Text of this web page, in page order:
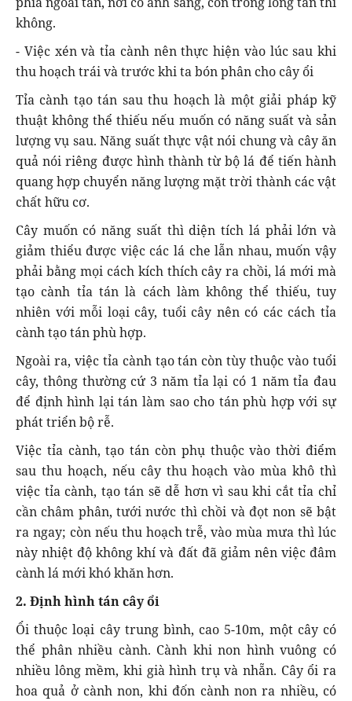
không.
- Việc xén và tỉa cành nên thực hiện vào lúc sau khi
thu hoạch trái và trước khi ta bón phân cho cây ổi
Tỉa cành tạo tán sau thu hoạch là một giải pháp kỹ
thuật không thể thiếu nếu muốn có năng suất và sản
lượng vụ sau. Năng suất thực vật nói chung và cây ăn
quả nói riêng được hình thành từ bộ lá để tiến hành
quang hợp chuyển năng lượng mặt trời thành các vật
chất hữu cơ.
Cây muốn có năng suất thì diện tích lá phải lớn và
giảm thiểu được việc các lá che lẫn nhau, muốn vậy
phải bằng mọi cách kích thích cây ra chồi, lá mới mà
tạo cành tỉa tán là cách làm không thể thiếu, tuy
nhiên với mỗi loại cây, tuổi cây nên có các cách tỉa
cành tạo tán phù hợp.
Ngoài ra, việc tỉa cành tạo tán còn tùy thuộc vào tuổi
cây, thông thường cứ 3 năm tỉa lại có 1 năm tỉa đau
để định hình lại tán làm sao cho tán phù hợp với sự
phát triển bộ rễ.
Việc tỉa cành, tạo tán còn phụ thuộc vào thời điểm
sau thu hoạch, nếu cây thu hoạch vào mùa khô thì
việc tỉa cành, tạo tán sẽ dễ hơn vì sau khi cắt tỉa chỉ
cần châm phân, tưới nước thì chồi và đọt non sẽ bật
ra ngay; còn nếu thu hoạch trễ, vào mùa mưa thì lúc
này nhiệt độ không khí và đất đã giảm nên việc đâm
cành lá mới khó khăn hơn.
2. Định hình tán cây ổi
Ổi thuộc loại cây trung bình, cao 5-10m, một cây có
thể phân nhiều cành. Cành khi non hình vuông có
nhiều lông mềm, khi già hình trụ và nhẵn. Cây ổi ra
hoa quả ở cành non, khi đốn cành non ra nhiều, có